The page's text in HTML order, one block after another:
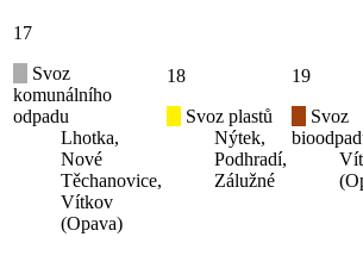
17
Svoz
komunálního
odpadu
Lhotka,
Nové
Těchanovice,
Vítkov
(Opava)
18
Svoz plastů
Nýtek,
Podhradí,
Zálužné
19
Svoz